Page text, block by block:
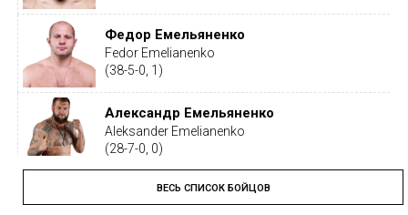
Федор Емельяненко
Fedor Emelianenko
(38-5-0, 1)
Александр Емельяненко
Aleksander Emelianenko
(28-7-0, 0)
Тайрон Вудли
Tyron Woodley
ВЕСЬ СПИСОК БОЙЦОВ